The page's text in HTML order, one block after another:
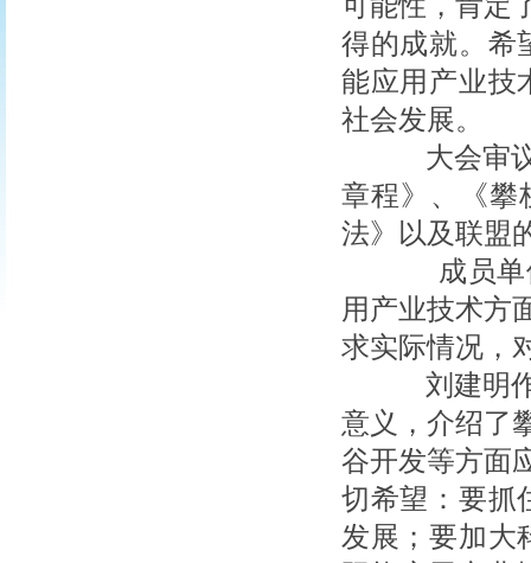
得的成就。希
能应用产业技
社会发展。
大会审议
章程》、《攀
法》以及联盟
成员单位
用产业技术方
求实际情况，
刘建明作
意义，介绍了
谷开发等方面
切希望：要抓
发展；要加大